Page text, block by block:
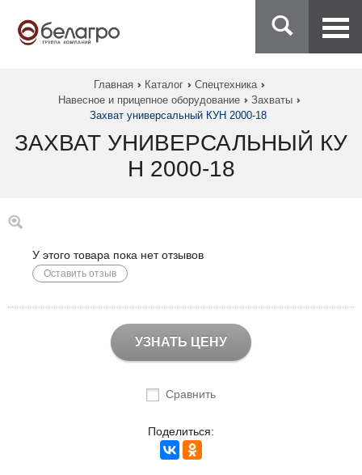
Главная Каталог
Спецтехника
Навесное и прицепное оборудование
Захваты
Захват универсальный КУН 2000-18
ЗАХВАТ УНИВЕРСАЛЬНЫЙ КУ
Н 2000-18
У этого товара пока нет отзывов
Оставить отзыв
УЗНАТЬ ЦЕНУ
Сравнить
Поделиться: